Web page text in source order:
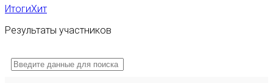
ИтогиХит
Результаты участников